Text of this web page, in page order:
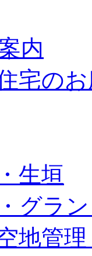
内
宅の
生垣
グラ
地管